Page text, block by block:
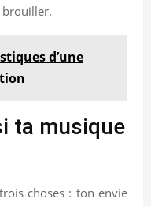
brouiller.
d’une
ta musique
choses : ton envie